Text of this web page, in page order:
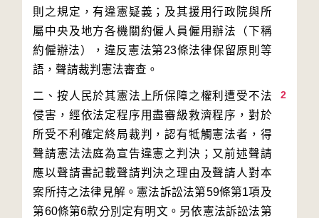
則之規定，有違憲疑義；及其援用行政院與所
屬中央及地方各機關約僱人員僱用辦法（下稱
約僱辦法），違反憲法第23條法律保留原則等
2
二、按人民於其憲法上所保障之權利遭受不法
侵害，經依法定程序用盡審級救濟程序，對於
所受不利確定終局裁判，認有牴觸憲法者，得
聲請憲法法庭為宣告違憲之判決；又前述聲請
應以聲請書記載聲請判決之理由及聲請人對本
案所持之法律見解。憲法訴訟法第59條第1項及
第60條第6款分別定有明文。另依憲法訴訟法第